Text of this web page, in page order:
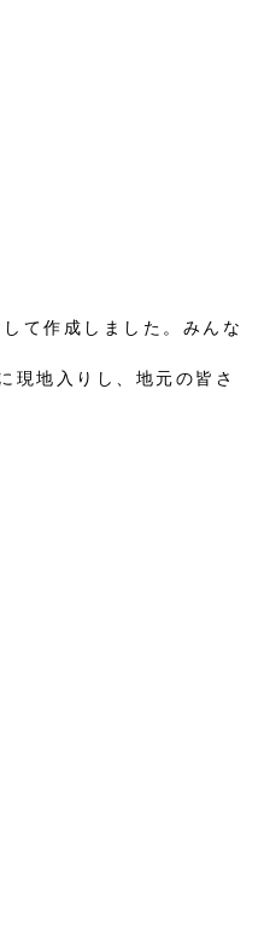
て作成しました。みんな
現地入りし、地元の皆さ